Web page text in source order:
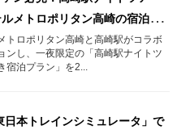
メトロポリタン高崎の宿泊が
なった特別プランを販売！
トロポリタン高崎と高崎駅がコラボ
ンし、一夜限定の「高崎駅ナイトツ
宿泊プラン」を2...
日本トレインシミュレータ」で